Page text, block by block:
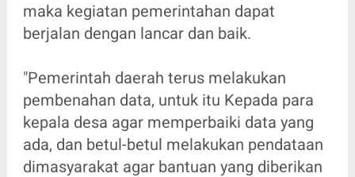
maka kegiatan pemerintahan dapat
berjalan dengan lancar dan baik.
"Pemerintah daerah terus melakukan
pembenahan data, untuk itu Kepada para
kepala desa agar memperbaiki data yang
ada, dan betul-betul melakukan pendataan
dimasyarakat agar bantuan yang diberikan